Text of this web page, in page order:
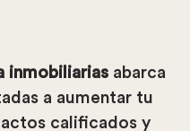
inmobiliarias abarca
a aumentar tu
calificados y